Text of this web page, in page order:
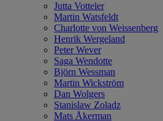
Jutta Votteler
Martin Watsfeldt
Charlotte von Weissenberg
Henrik Wergeland
Peter Wever
Saga Wendotte
Björn Wessman
Martin Wickström
Dan Wolgers
Stanislaw Zoladz
Mats Åkerman